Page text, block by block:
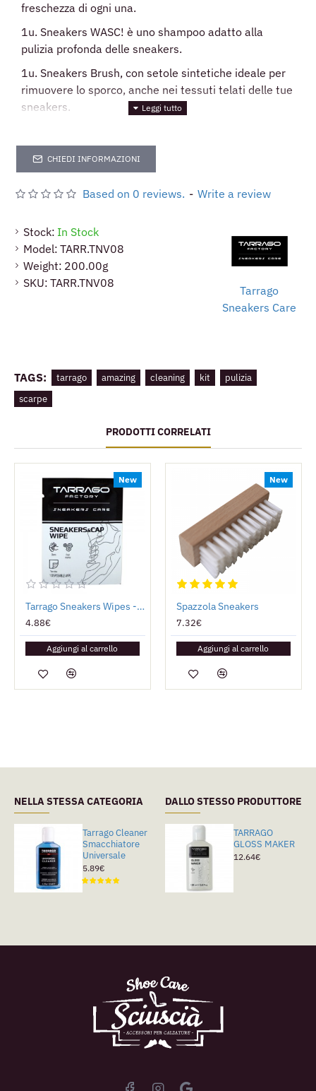
Stock: In Stock
Model: TARR.TNV08
Weight: 200.00g
SKU: TARR.TNV08
Tarrago
Sneakers Care
Based on 0 reviews. - Write a review
freschezza di ogni una.
1u. Sneakers WASC! è uno shampoo adatto alla
pulizia profonda delle sneakers.
1u. Sneakers Brush, con setole sintetiche ideale per
rimuovere lo sporco, anche nei tessuti telati delle tue
sneakers.
CHIEDI INFORMAZIONI
TAGS: tarrago amazing cleaning kit
pulizia
scarpe
PRODOTTI CORRELATI
New
Tarrago Sneakers Wipes - Salviette Detergenti
4.88€
Aggiungi al carrello
New
Spazzola Sneakers
7.32€
Aggiungi al carrello
NELLA STESSA CATEGORIA
Tarrago Cleaner
Smacchiatore
Universale
5.89€
Avel Terre De
Sommiers
6.71€
DALLO STESSO PRODUTTORE
TARRAGO
GLOSS MAKER
12.64€